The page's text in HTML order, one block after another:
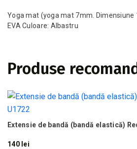
Yoga mat (yoga mat 7mm. Dimensiune
EVA Culoare: Albastru
Produse
Extensie de bandă (bandă elastică)
140 lei